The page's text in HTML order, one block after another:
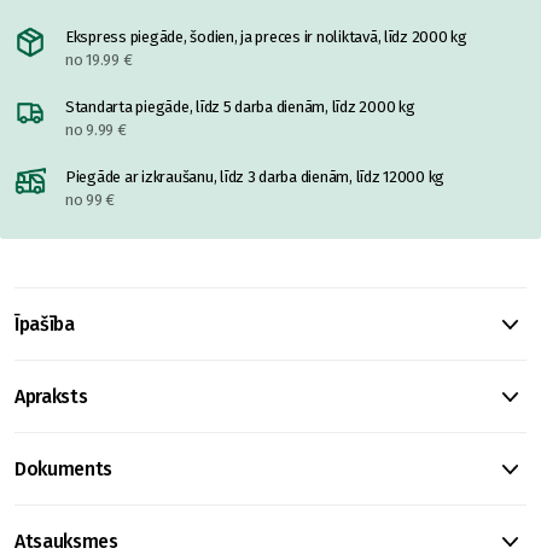
Ekspress piegāde, šodien, ja preces ir noliktavā, līdz 2000 kg
no 19.99 €
Standarta piegāde, līdz 5 darba dienām, līdz 2000 kg
no 9.99 €
Piegāde ar izkraušanu, līdz 3 darba dienām, līdz 12000 kg
no 99 €
Īpašība
Apraksts
Dokuments
Atsauksmes